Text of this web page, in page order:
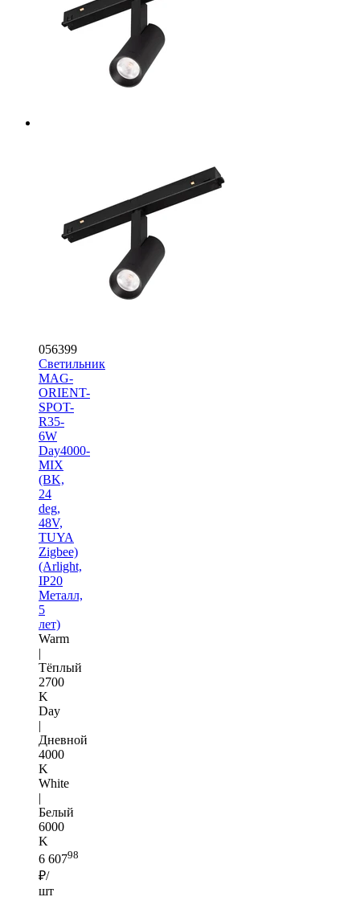
056399
Светильник
MAG-
ORIENT-
SPOT-
R35-
6W
Day4000-
MIX
(BK,
24
deg,
48V,
TUYA
Zigbee)
(Arlight,
IP20
Металл,
5
лет)
Warm
|
Тёплый
2700
K
Day
|
Дневной
4000
K
White
|
Белый
6000
K
6 60798
₽/
шт